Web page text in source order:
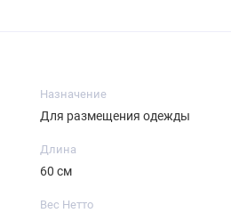
Назначение
Для размещения одежды
Длина
60 см
Вес Нетто